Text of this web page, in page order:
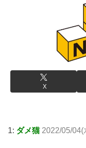
X
1: ダメ猫 2022/05/04(